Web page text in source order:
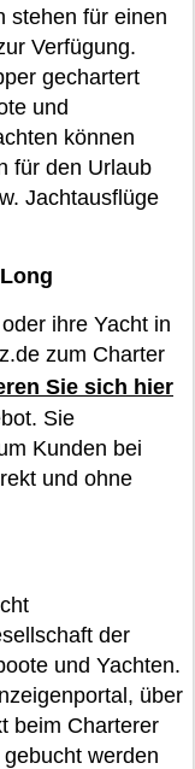
stehen für einen
Verfügung.
gechartert
und
können
für den Urlaub
Jachtausflüge
ihre Yacht in
zum Charter
Sie sich hier
Sie
Kunden bei
und ohne
der
und Yachten.
über
beim Charterer
werden